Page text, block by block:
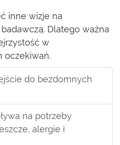
inne wizje na
Dlatego ważna
w
oczekiwań.
do bezdomnych
na potrzeby
alergie i